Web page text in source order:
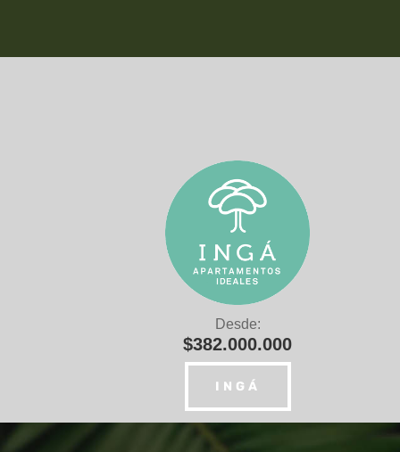
Desde:
$382.000.000
INGÁ